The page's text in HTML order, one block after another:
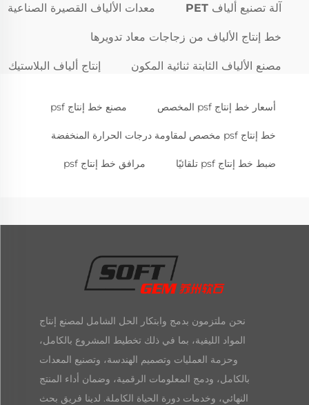
آلة تصنيع ألياف PET معدات الألياف القصيرة الصناعية
خط إنتاج الألياف من زجاجات معاد تدويرها
مصنع الألياف الثابتة ثنائية المكون إنتاج ألياف البلاستيك
أسعار خط إنتاج psf المخصص مصنع خط إنتاج psf
خط إنتاج psf مخصص لمقاومة درجات الحرارة المنخفضة
ضبط خط إنتاج psf تلقائيًا مرافق خط إنتاج psf
نحن ملتزمون بدمج وابتكار الحل الشامل لمصنع إنتاج
المواد الليفية، بما في ذلك تخطيط المشروع بالكامل،
وحزمة العمليات وتصميم الهندسة، وتصنيع المعدات
بالكامل، ودمج المعلومات الرقمية، وضمان أداء المنتج
النهائي، وخدمات دورة الحياة الكاملة. لدينا فريق بحث